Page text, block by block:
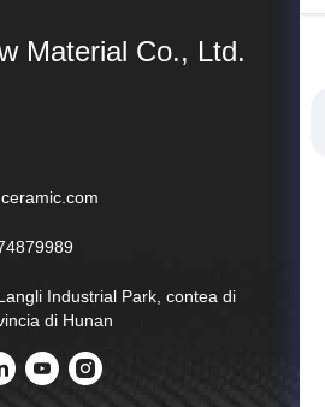
Material Co., Ltd.
Industrial Park, contea di
di Hunan